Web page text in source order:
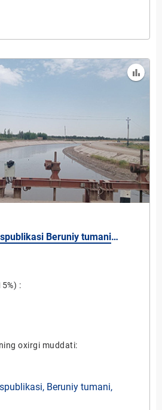
Beruniy tumani
(quvvati 5 kVt)
:
oxirgi muddati:
Beruniy tumani,